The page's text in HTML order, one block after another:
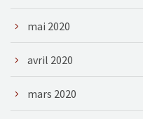
mai 2020
avril 2020
mars 2020